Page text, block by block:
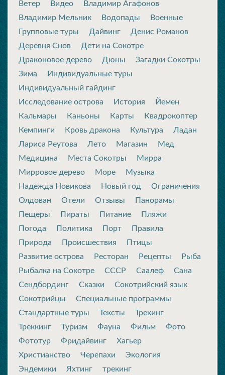
Ветер
Видео
Владимир Агафонов
Владимир Мельник
Водопады
Военные
Групповые туры
Дайвинг
Денис Романов
Деревня Снов
Дети на Сокотре
Драконовое дерево
Дюны
Загадки Сокотры
Зима
Индивидуальные туры
Индивидуальный гайдинг
Исследование острова
История
Йемен
Кальмары
Каньоны Карты
Квадрокоптер
Кемпинги
Кровь дракона Культура
Ладан
Лариса Реутова
Лето Магазин
Мед
Медицина
Места Сокотры
Мирра
Мирровое дерево
Море
Музыка
Надежда Новикова
Новый год
Ограничения
Олдован
Отели Отзывы
Панорамы
Пещеры
Пираты Питание
Пляжи
Погода
Политика Порт
Правила
Природа
Происшествия
Птицы
Развитие острова
Ресторан Рецепты
Рыба
Рыбалка на Сокотре
СССР Саалеф
Сана
Сендбординг
Сказки
Сокотрийский язык
Сокотрийцы
Специальные программы
Стандартные туры
Тексты
Трекинг
Треккинг
Туризм Фауна Фильм
Фото
Фототур
Фридайвинг
Хагьер
Христианство
Черепахи
Экология
Эндемики
Яхтинг трекинг